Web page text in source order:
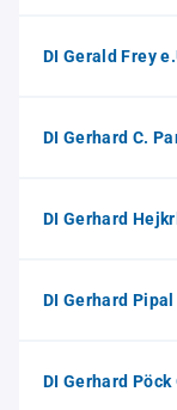
DI Gerald Frey
DI Gerhard C.
DI Gerhard
DI Gerhard Pipal
DI Gerhard Pöck